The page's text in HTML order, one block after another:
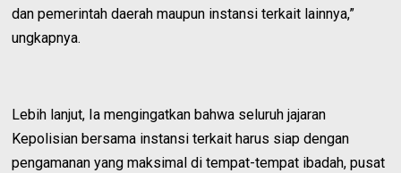
dan pemerintah daerah maupun instansi terkait lainnya,”
ungkapnya.
Lebih lanjut, Ia mengingatkan bahwa seluruh jajaran
Kepolisian bersama instansi terkait harus siap dengan
pengamanan yang maksimal di tempat-tempat ibadah, pusat